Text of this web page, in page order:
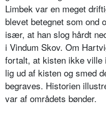
Limbek var en meget
blevet betegnet som ond
især, at han slog hårdt
i Vindum Skov. Om
fortalt, at kisten ikke ville
lig ud af kisten og smed
begraves. Historien
var af områdets bønder.